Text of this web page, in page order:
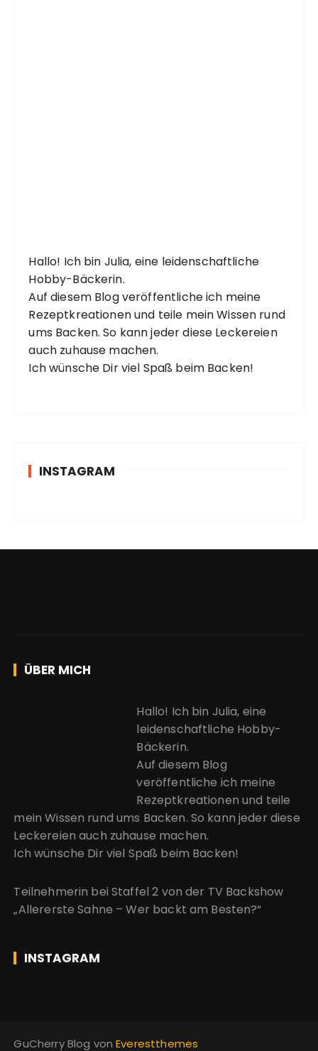
Hallo! Ich bin Julia, eine leidenschaftliche
Hobby-Bäckerin.
Auf diesem Blog veröffentliche ich meine
Rezeptkreationen und teile mein Wissen rund
ums Backen. So kann jeder diese Leckereien
auch zuhause machen.
Ich wünsche Dir viel Spaß beim Backen!
INSTAGRAM
ÜBER MICH
Hallo! Ich bin Julia, eine
leidenschaftliche Hobby-
Bäckerin.
Auf diesem Blog
veröffentliche ich meine
Rezeptkreationen und teile
mein Wissen rund ums Backen. So kann jeder diese
Leckereien auch zuhause machen.
Ich wünsche Dir viel Spaß beim Backen!
Teilnehmerin bei Staffel 2 von der TV Backshow
„Allererste Sahne – Wer backt am Besten?“
INSTAGRAM
GuCherry Blog vonEverestthemes